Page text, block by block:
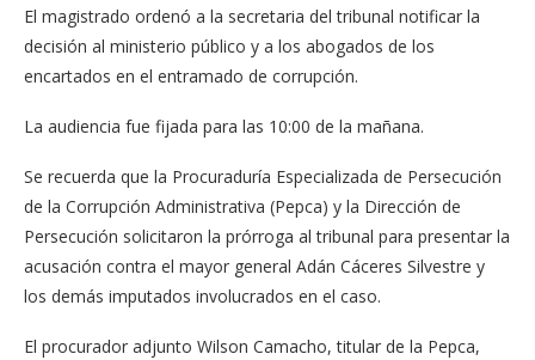
El magistrado ordenó a la secretaria del tribunal notificar la
decisión al ministerio público y a los abogados de los
encartados en el entramado de corrupción.
La audiencia fue fijada para las 10:00 de la mañana.
Se recuerda que la Procuraduría Especializada de Persecución
de la Corrupción Administrativa (Pepca) y la Dirección de
Persecución solicitaron la prórroga al tribunal para presentar la
acusación contra el mayor general Adán Cáceres Silvestre y
los demás imputados involucrados en el caso.
El procurador adjunto Wilson Camacho, titular de la Pepca,